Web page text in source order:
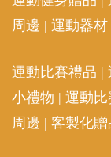
周邊 | 運動器材
運動比賽禮品 |
小禮物 | 運動比
周邊 | 客製化贈